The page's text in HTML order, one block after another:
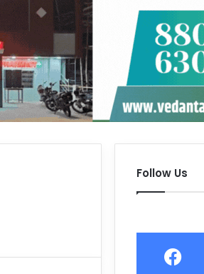
Follow Us